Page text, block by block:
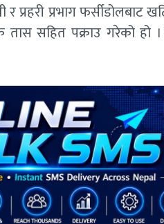
र प्रहरी प्रभाग
सहित पक्राउ गरेको हो